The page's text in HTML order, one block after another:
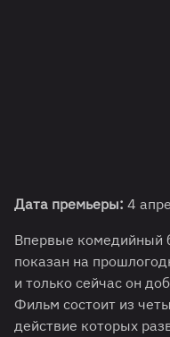
Дата премьеры: 4
Впервые комедийный
показан на
и только сейчас он
Фильм состоит из
действие которых